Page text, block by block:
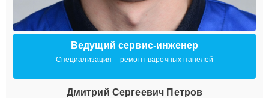
Ведущий сервис-инженер
Специализация – ремонт варочных панелей
Дмитрий Сергеевич Петров